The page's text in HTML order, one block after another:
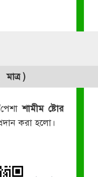
)
পেশাশামীম ষ্টোর
করা হলো।